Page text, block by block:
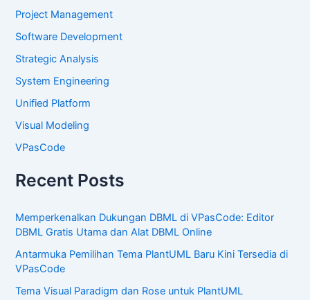
Project Management
Software Development
Strategic Analysis
System Engineering
Unified Platform
Visual Modeling
VPasCode
Recent Posts
Memperkenalkan Dukungan DBML di VPasCode: Editor
DBML Gratis Utama dan Alat DBML Online
Antarmuka Pemilihan Tema PlantUML Baru Kini Tersedia di
VPasCode
Tema Visual Paradigm dan Rose untuk PlantUML